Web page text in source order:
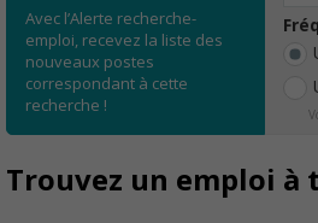
Avec l’Alerte recherche-
emploi, recevez la liste des
nouveaux postes
correspondant à cette
recherche !
Trouvez un emploi à